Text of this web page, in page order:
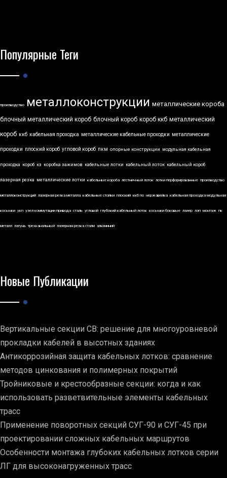
Популярные Теги
производство металлоконструкции металлические короба
блочный металлический короб блочный короб короб ккб металлический
короб ккб кабельная проходка металлические кабельные проходки металлические
проходки плоский короб угловой короб пкм опорные конструкции модульная кабельная
проходка короб кз коробка зажимов кабельные лотки кабельный лоток кабельный короб
лазерная резка металлические лотки кабельные короба лестничный лоток лотки перфорированные производство
металлоконструкций лазерная резка металла кабельные стойки плоский ккб по нержавейка кабельная проходка модульная
косынки укп узел коммутации привода сталь угловой глубокий кабельный лоток косынки боковые лазер лэп монтаж пк
металл латунь трехканальный лазерная резка стали алюминий
Новые Публикации
Вертикальные секции СВ: решение для многоуровневой
прокладки кабелей в высотных зданиях
Антикоррозийная защита кабельных лотков: сравнение
методов цинкования и полимерных покрытий
Тройниковые и крестообразные секции: когда и как
использовать разветвительные элементы кабельных
трасс
Применение поворотных секций СУГ-90 и СУГ-45 при
проектировании сложных кабельных маршрутов
Особенности монтажа глубоких кабельных лотков серии
ЛГ для высоконагруженных трасс